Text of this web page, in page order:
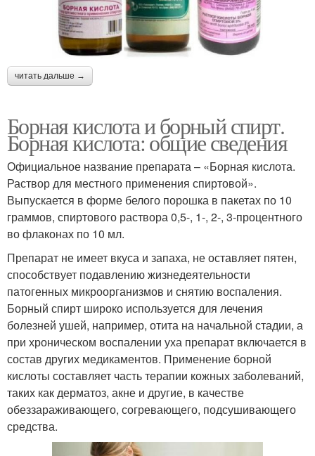
читать дальше →
Борная кислота и борный спирт.
Борная кислота: общие сведения
Официальное название препарата – «Борная кислота.
Раствор для местного применения спиртовой».
Выпускается в форме белого порошка в пакетах по 10
граммов, спиртового раствора 0,5-, 1-, 2-, 3-процентного
во флаконах по 10 мл.
Препарат не имеет вкуса и запаха, не оставляет пятен,
способствует подавлению жизнедеятельности
патогенных микроорганизмов и снятию воспаления.
Борный спирт широко используется для лечения
болезней ушей, например, отита на начальной стадии, а
при хроническом воспалении уха препарат включается в
состав других медикаментов. Применение борной
кислоты составляет часть терапии кожных заболеваний,
таких как дерматоз, акне и другие, в качестве
обеззараживающего, согревающего, подсушивающего
средства.